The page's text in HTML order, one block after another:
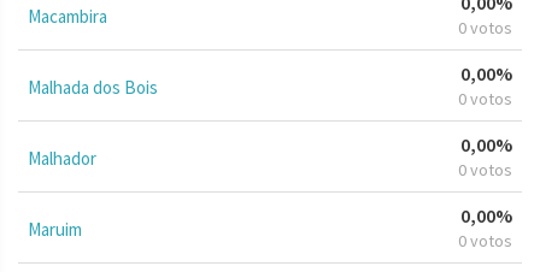
Macambira 0 votos
Malhada dos Bois
0,00%
0 votos
Malhador
0,00%
0 votos
Maruim
0,00%
0 votos